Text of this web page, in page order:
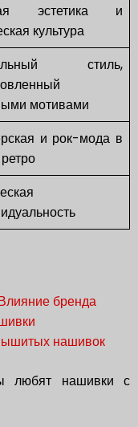
эстетика и
культура
стиль,
мотивами
и рок-мода в
бренда
нашивок
любят нашивки с